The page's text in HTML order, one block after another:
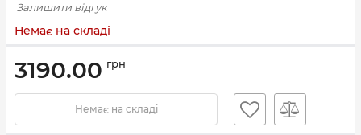
Залишити відгук
Немає на складі
3190.00 грн
Немає на складі